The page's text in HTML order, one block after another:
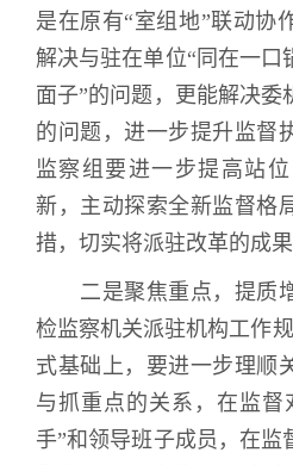
是在原有“室组地”联动协
解决与驻在单位“同在一口
面子”的问题，更能解决委
的问题，进一步提升监督
监察组要进一步提高站
新，主动探索全新监督格
措，切实将派驻改革的成
二是聚焦重点，提质
检监察机关派驻机构工作
式基础上，要进一步理顺
与抓重点的关系，在监督
手”和领导班子成员，在监